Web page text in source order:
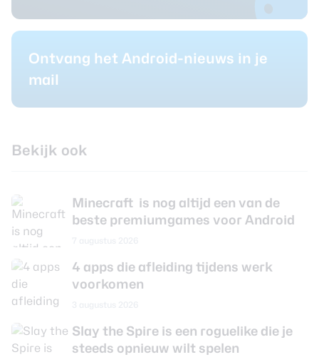
Ontvang het Android-nieuws in je
mail
Bekijk ook
Minecraft is nog altijd een van de
beste premiumgames voor Android
4 apps die afleiding tijdens werk
voorkomen
Slay the Spire is een roguelike die je
steeds opnieuw wilt spelen